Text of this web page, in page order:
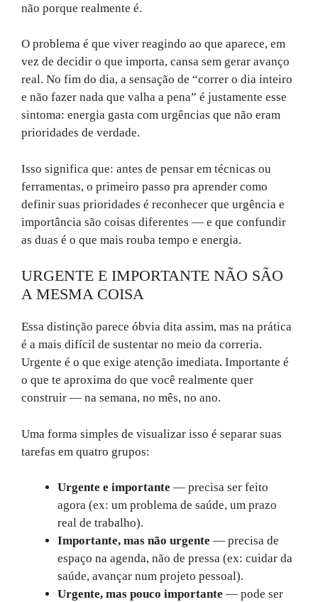
não porque realmente é.
O problema é que viver reagindo ao que aparece, em
vez de decidir o que importa, cansa sem gerar avanço
real. No fim do dia, a sensação de “correr o dia inteiro
e não fazer nada que valha a pena” é justamente esse
sintoma: energia gasta com urgências que não eram
prioridades de verdade.
Isso significa que: antes de pensar em técnicas ou
ferramentas, o primeiro passo pra aprender como
definir suas prioridades é reconhecer que urgência e
importância são coisas diferentes — e que confundir
as duas é o que mais rouba tempo e energia.
URGENTE E IMPORTANTE NÃO SÃO
A MESMA COISA
Essa distinção parece óbvia dita assim, mas na prática
é a mais difícil de sustentar no meio da correria.
Urgente é o que exige atenção imediata. Importante é
o que te aproxima do que você realmente quer
construir — na semana, no mês, no ano.
Uma forma simples de visualizar isso é separar suas
tarefas em quatro grupos:
Urgente e importante — precisa ser feito
agora (ex: um problema de saúde, um prazo
real de trabalho).
Importante, mas não urgente — precisa de
espaço na agenda, não de pressa (ex: cuidar da
saúde, avançar num projeto pessoal).
Urgente, mas pouco importante — pode ser